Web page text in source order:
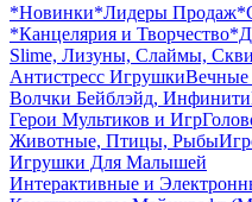
*Новинки*Лидеры Продаж
*Канцелярия и Творчество
Slime, Лизуны, Слаймы,
Антистресс Игрушки
Волчки Бейблэйд, Инфинити
Герои Мультиков и Игр
Животные, Птицы, Рыбы
Игрушки Для Малышей
Интерактивные и